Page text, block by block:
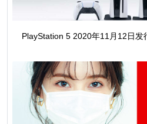
PlayStation 5 2020年11月12日发